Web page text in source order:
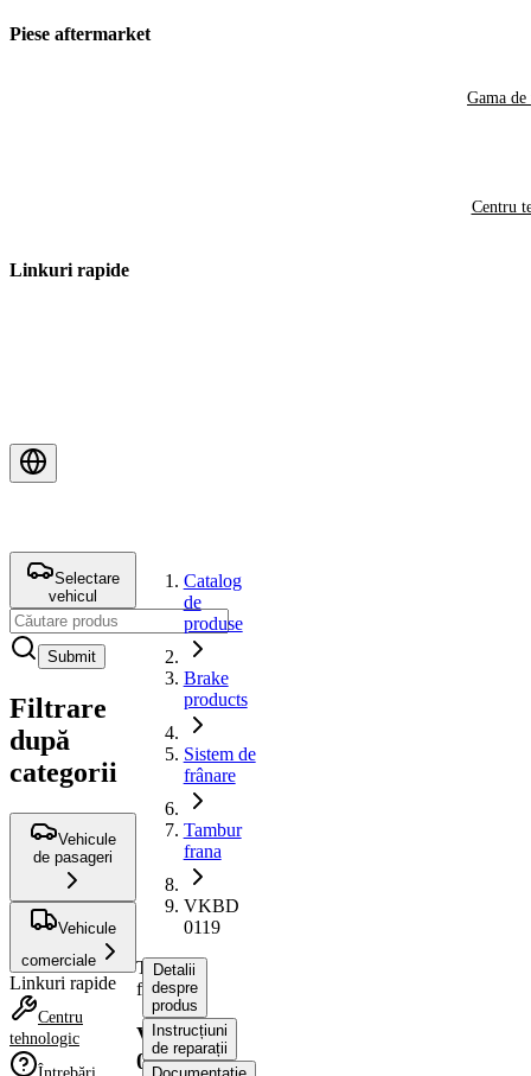
Piese aftermarket
Gama de
Centru
Linkuri rapide
Selectare
vehicul
Submit
Filtrare
după
categorii
Vehicule
de pasageri
Vehicule
comerciale
Linkuri rapide
Centru
tehnologic
Catalog
de
produse
Brake
products
Sistem de
frânare
Tambur
frana
VKBD
0119
Tambur
frana
VKBD
0119
Detalii
despre
produs
Instrucțiuni
de reparații